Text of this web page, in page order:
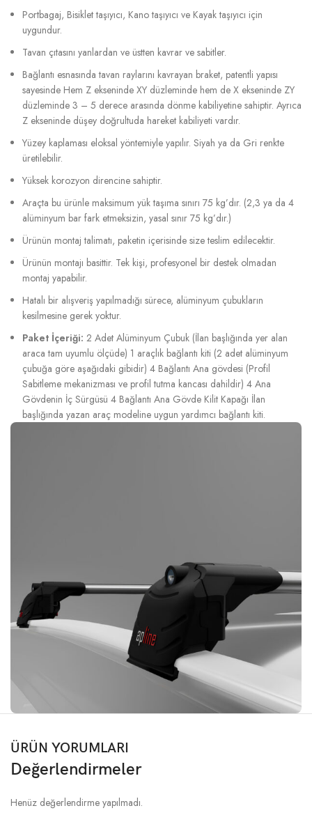
Portbagaj, Bisiklet taşıyıcı, Kano taşıyıcı ve Kayak taşıyıcı için
uygundur.
Tavan çıtasını yanlardan ve üstten kavrar ve sabitler.
Bağlantı esnasında tavan raylarını kavrayan braket, patentli yapısı
sayesinde Hem Z ekseninde XY düzleminde hem de X ekseninde ZY
düzleminde 3 – 5 derece arasında dönme kabiliyetine sahiptir. Ayrıca
Z ekseninde düşey doğrultuda hareket kabiliyeti vardır.
Yüzey kaplaması eloksal yöntemiyle yapılır. Siyah ya da Gri renkte
üretilebilir.
Yüksek korozyon direncine sahiptir.
Araçta bu ürünle maksimum yük taşıma sınırı 75 kg’dır. (2,3 ya da 4
alüminyum bar fark etmeksizin, yasal sınır 75 kg’dır.)
Ürünün montaj talimatı, paketin içerisinde size teslim edilecektir.
Ürünün montajı basittir. Tek kişi, profesyonel bir destek olmadan
montaj yapabilir.
Hatalı bir alışveriş yapılmadığı sürece, alüminyum çubukların
kesilmesine gerek yoktur.
Paket İçeriği: 2 Adet Alüminyum Çubuk (İlan başlığında yer alan
araca tam uyumlu ölçüde) 1 araçlık bağlantı kiti (2 adet alüminyum
çubuğa göre aşağıdaki gibidir) 4 Bağlantı Ana gövdesi (Profil
Sabitleme mekanizması ve profil tutma kancası dahildir) 4 Ana
Gövdenin İç Sürgüsü 4 Bağlantı Ana Gövde Kilit Kapağı İlan
başlığında yazan araç modeline uygun yardımcı bağlantı kiti.
ÜRÜN YORUMLARI
Değerlendirmeler
Henüz değerlendirme yapılmadı.